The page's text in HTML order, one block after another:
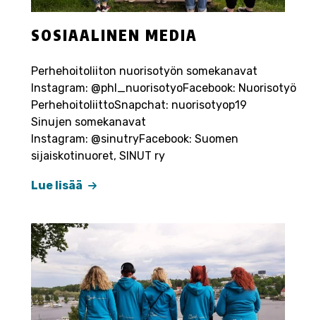
SOSIAALINEN MEDIA
Perhehoitoliiton nuorisotyön somekanavat
Instagram: @phl_nuorisotyoFacebook: Nuorisotyö
PerhehoitoliittoSnapchat: nuorisotyop19
Sinujen somekanavat
Instagram: @sinutryFacebook: Suomen
sijaiskotinuoret, SINUT ry
Lue lisää